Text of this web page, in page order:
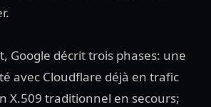
Google décrit trois phases: une
avec Cloudflare déjà en trafic
X.509 traditionnel en secours;